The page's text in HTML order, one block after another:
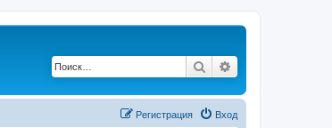
Поиск
Вход
Регистрация